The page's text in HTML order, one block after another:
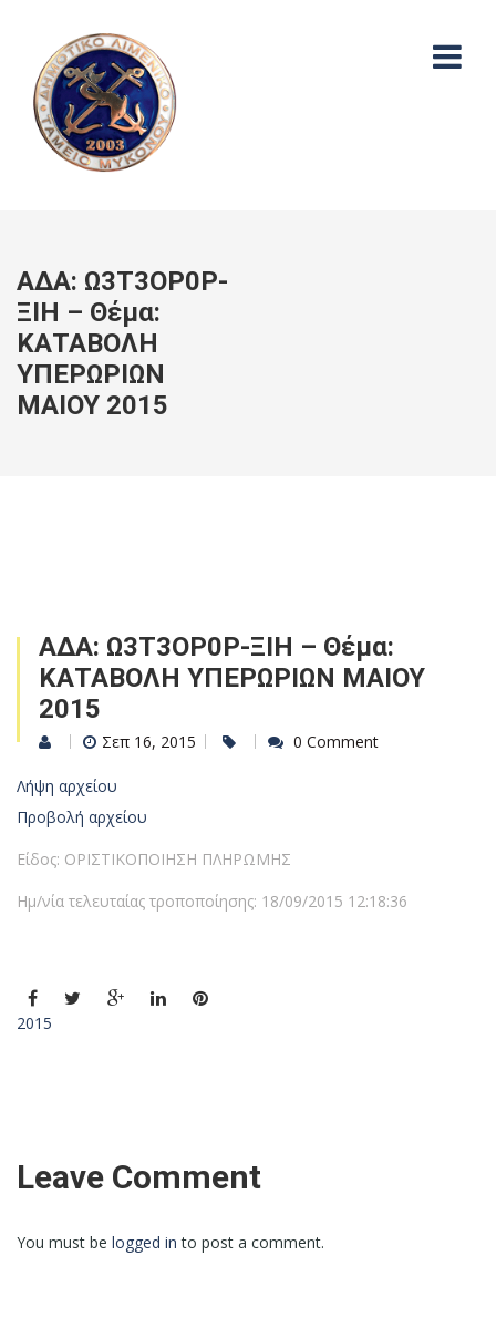
ΑΔΑ: Ω3Τ3ΟΡ0Ρ-
ΞΙΗ – Θέμα:
ΚΑΤΑΒΟΛΗ
ΥΠΕΡΩΡΙΩΝ
ΜΑΙΟΥ 2015
ΑΔΑ: Ω3Τ3ΟΡ0Ρ-ΞΙΗ – Θέμα:
ΚΑΤΑΒΟΛΗ ΥΠΕΡΩΡΙΩΝ ΜΑΙΟΥ
2015
Σεπ 16, 2015 0 Comment
Λήψη αρχείου
Προβολή αρχείου
Είδος: ΟΡΙΣΤΙΚΟΠΟΙΗΣΗ ΠΛΗΡΩΜΗΣ
Ημ/νία τελευταίας τροποποίησης: 18/09/2015 12:18:36
2015
Leave Comment
You must be logged in to post a comment.